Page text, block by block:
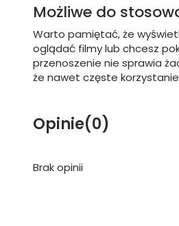
Możliwe do
Warto pamiętać, że
oglądać filmy lub chcesz
przenoszenie nie sprawia
że nawet częste
Opinie(0)
Brak opinii